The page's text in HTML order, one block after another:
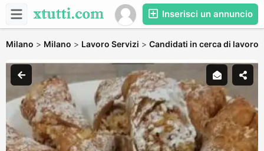
Inserisci un annuncio
Milano > Milano > Lavoro Servizi > Candidati in cerca di lavoro